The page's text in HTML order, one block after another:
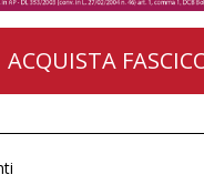
ACQUISTA